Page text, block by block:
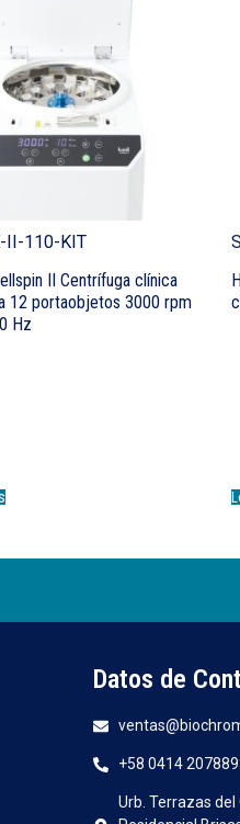
II-110-KIT
II​ Centrífuga clínica
12 portaobjetos 3000 rpm
Hz
Datos de
+58 0414
Urb. Terrazas del